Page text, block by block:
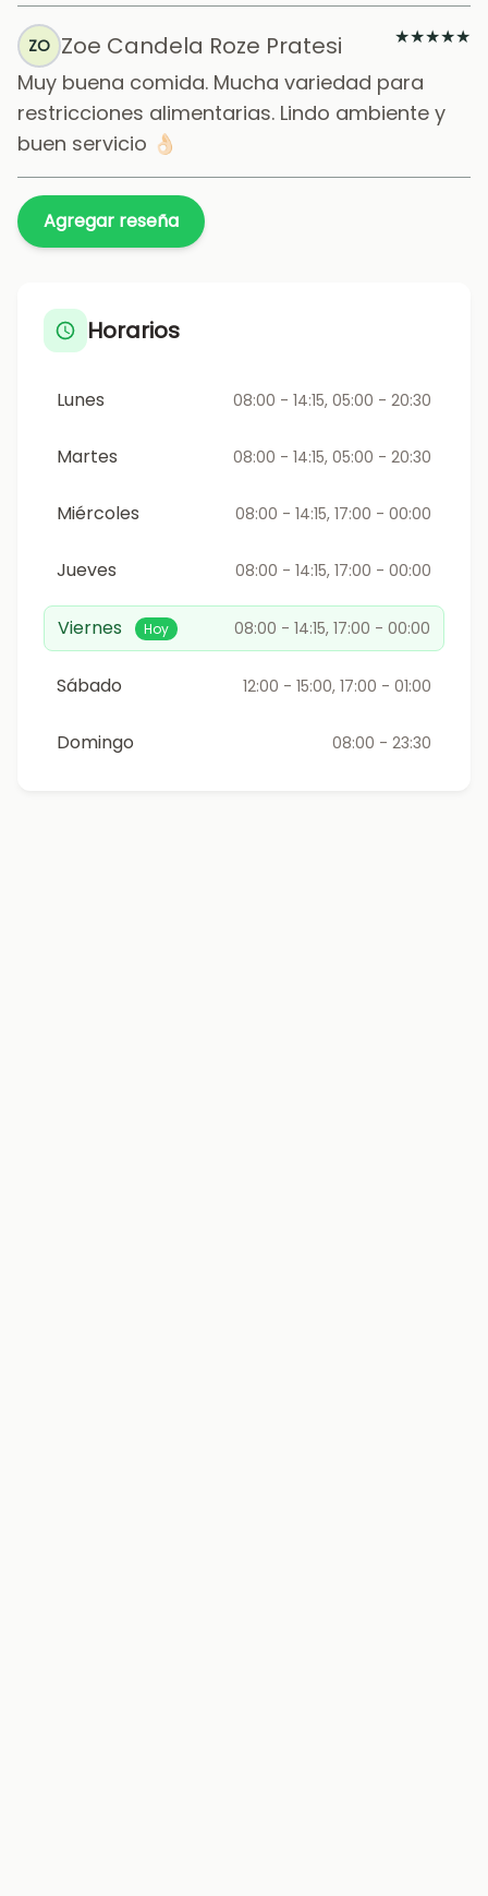
ZO Zoe Candela Roze Pratesi ★★★★★
Muy buena comida. Mucha variedad para
restricciones alimentarias. Lindo ambiente y
buen servicio 👌🏻
Agregar reseña
Horarios
Lunes 08:00 - 14:15, 05:00 - 20:30
Martes 08:00 - 14:15, 05:00 - 20:30
Miércoles 08:00 - 14:15, 17:00 - 00:00
Jueves 08:00 - 14:15, 17:00 - 00:00
Viernes Hoy 08:00 - 14:15, 17:00 - 00:00
Sábado 12:00 - 15:00, 17:00 - 01:00
Domingo 08:00 - 23:30